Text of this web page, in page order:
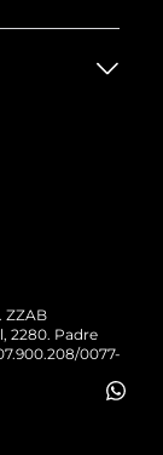
ZZAB
2280. Padre
0077-